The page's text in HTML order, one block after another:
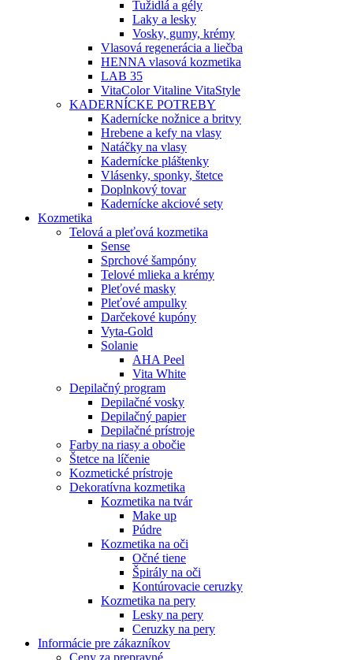
Tužidlá a gély
Laky a lesky
Vosky, gumy, krémy
Vlasová regenerácia a liečba
HENNA vlasová kozmetika
LAB 35
VitaColor Vitaline VitaStyle
KADERNÍCKE POTREBY
Kadernícke nožnice a britvy
Hrebene a kefy na vlasy
Natáčky na vlasy
Kadernícke pláštenky
Vlásenky, sponky, štetce
Doplnkový tovar
Kadernícke akciové sety
Kozmetika
Telová a pleťová kozmetika
Sense
Sprchové šampóny
Telové mlieka a krémy
Pleťové masky
Pleťové ampulky
Darčekové kupóny
Vyta-Gold
Solanie
AHA Peel
Vita White
Depilačný program
Depilačné vosky
Depilačný papier
Depilačné prístroje
Farby na riasy a obočie
Štetce na líčenie
Kozmetické prístroje
Dekoratívna kozmetika
Kozmetika na tvár
Make up
Púdre
Kozmetika na oči
Očné tiene
Špirály na oči
Kontúrovacie ceruzky
Kozmetika na pery
Lesky na pery
Ceruzky na pery
Informácie pre zákazníkov
Ceny za prepravné